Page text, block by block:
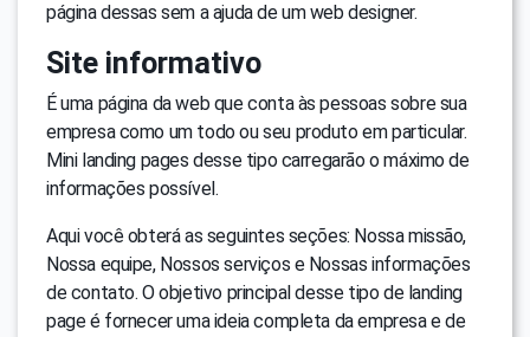
página dessas sem a ajuda de um web designer.
Site informativo
É uma página da web que conta às pessoas sobre sua
empresa como um todo ou seu produto em particular.
Mini landing pages desse tipo carregarão o máximo de
informações possível.
Aqui você obterá as seguintes seções: Nossa missão,
Nossa equipe, Nossos serviços e Nossas informações
de contato. O objetivo principal desse tipo de landing
page é fornecer uma ideia completa da empresa e de